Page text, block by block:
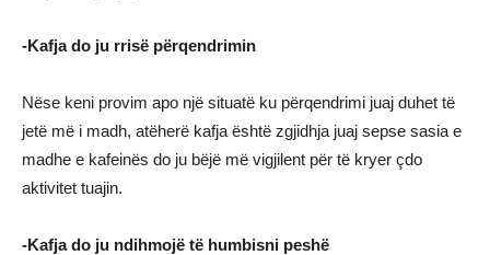
-Kafja do ju rrisë përqendrimin
Nëse keni provim apo një situatë ku përqendrimi juaj duhet të
jetë më i madh, atëherë kafja është zgjidhja juaj sepse sasia e
madhe e kafeinës do ju bëjë më vigjilent për të kryer çdo
aktivitet tuajin.
-Kafja do ju ndihmojë të humbisni peshë